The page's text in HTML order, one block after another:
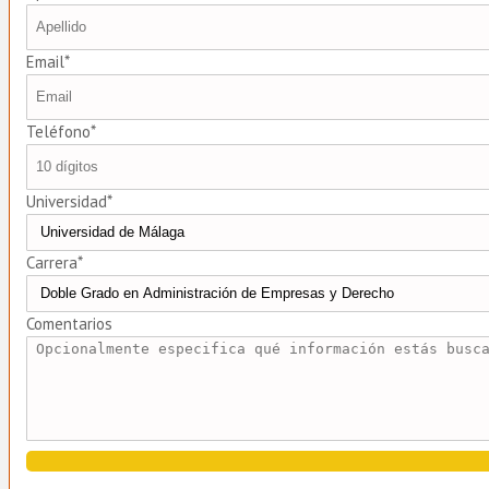
Email*
Teléfono*
Universidad*
Carrera*
Comentarios